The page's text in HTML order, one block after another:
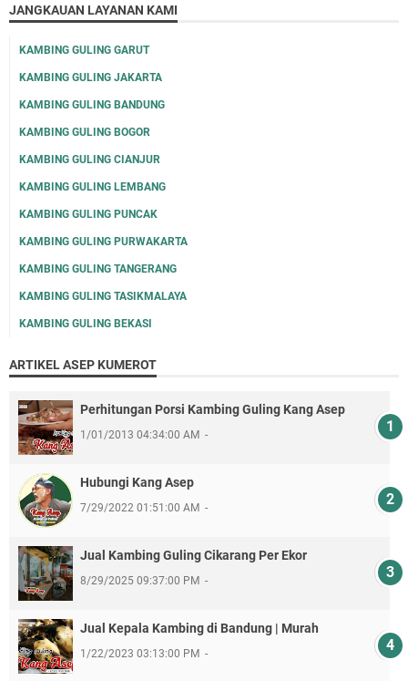
JANGKAUAN LAYANAN KAMI
KAMBING GULING GARUT
KAMBING GULING JAKARTA
KAMBING GULING BANDUNG
KAMBING GULING BOGOR
KAMBING GULING CIANJUR
KAMBING GULING LEMBANG
KAMBING GULING PUNCAK
KAMBING GULING PURWAKARTA
KAMBING GULING TANGERANG
KAMBING GULING TASIKMALAYA
KAMBING GULING BEKASI
ARTIKEL ASEP KUMEROT
Perhitungan Porsi Kambing Guling Kang Asep
1/01/2013 04:34:00 AM
Hubungi Kang Asep
7/29/2022 01:51:00 AM
Jual Kambing Guling Cikarang Per Ekor
8/29/2025 09:37:00 PM
Jual Kepala Kambing di Bandung | Murah
1/22/2023 03:13:00 PM